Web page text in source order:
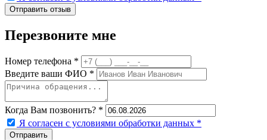
Перезвоните мне
Номер телефона *
Введите ваши ФИО *
Когда Вам позвонить? *
Я согласен с условиями обработки данных *